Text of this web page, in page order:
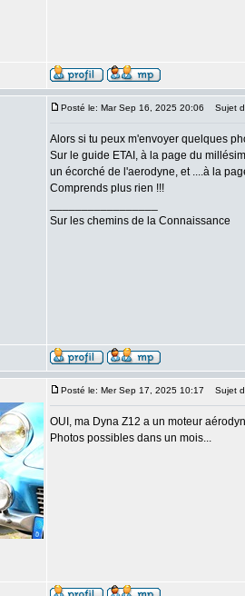
Posté le: Mar Sep 16, 2025 20:06 Sujet
Alors si tu peux m'envoyer quelques
Sur le guide ETAI, à la page du
un écorché de l'aerodyne, et ....à la
Comprends plus rien !!!
Sur les chemins de la Connaissance
Posté le: Mer Sep 17, 2025 10:17 Sujet
OUI, ma Dyna Z12 a un moteur
Photos possibles dans un mois...